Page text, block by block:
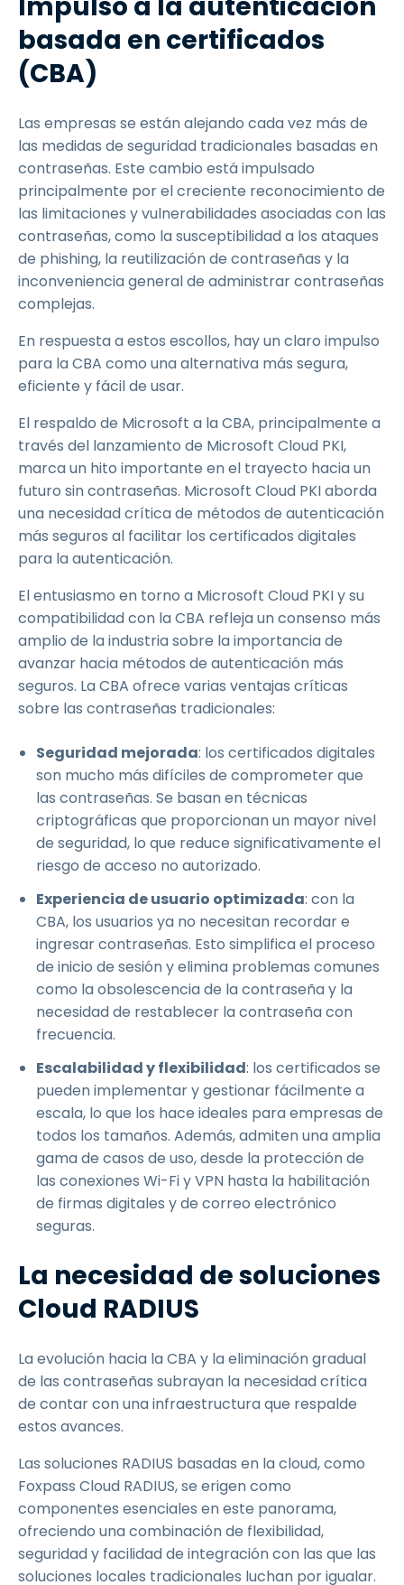
basada en certificados
(CBA)
Las empresas se están alejando cada vez más de
las medidas de seguridad tradicionales basadas en
contraseñas. Este cambio está impulsado
principalmente por el creciente reconocimiento de
las limitaciones y vulnerabilidades asociadas con las
contraseñas, como la susceptibilidad a los ataques
de phishing, la reutilización de contraseñas y la
inconveniencia general de administrar contraseñas
complejas.
En respuesta a estos escollos, hay un claro impulso
para la CBA como una alternativa más segura,
eficiente y fácil de usar.
El respaldo de Microsoft a la CBA, principalmente a
través del lanzamiento de Microsoft Cloud PKI,
marca un hito importante en el trayecto hacia un
futuro sin contraseñas. Microsoft Cloud PKI aborda
una necesidad crítica de métodos de autenticación
más seguros al facilitar los certificados digitales
para la autenticación.
El entusiasmo en torno a Microsoft Cloud PKI y su
compatibilidad con la CBA refleja un consenso más
amplio de la industria sobre la importancia de
avanzar hacia métodos de autenticación más
seguros. La CBA ofrece varias ventajas críticas
sobre las contraseñas tradicionales:
Seguridad mejorada: los certificados digitales
son mucho más difíciles de comprometer que
las contraseñas. Se basan en técnicas
criptográficas que proporcionan un mayor nivel
de seguridad, lo que reduce significativamente el
riesgo de acceso no autorizado.
Experiencia de usuario optimizada: con la
CBA, los usuarios ya no necesitan recordar e
ingresar contraseñas. Esto simplifica el proceso
de inicio de sesión y elimina problemas comunes
como la obsolescencia de la contraseña y la
necesidad de restablecer la contraseña con
frecuencia.
Escalabilidad y flexibilidad: los certificados se
pueden implementar y gestionar fácilmente a
escala, lo que los hace ideales para empresas de
todos los tamaños. Además, admiten una amplia
gama de casos de uso, desde la protección de
las conexiones Wi-Fi y VPN hasta la habilitación
de firmas digitales y de correo electrónico
seguras.
La necesidad de soluciones
Cloud RADIUS
La evolución hacia la CBA y la eliminación gradual
de las contraseñas subrayan la necesidad crítica
de contar con una infraestructura que respalde
estos avances.
Las soluciones RADIUS basadas en la cloud, como
Foxpass Cloud RADIUS, se erigen como
componentes esenciales en este panorama,
ofreciendo una combinación de flexibilidad,
seguridad y facilidad de integración con las que las
soluciones locales tradicionales luchan por igualar.